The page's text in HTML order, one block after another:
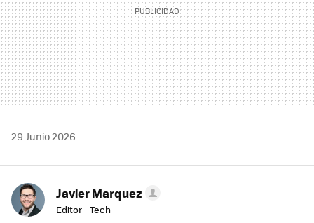
29 Junio 2026
Javier Marquez
Editor - Tech